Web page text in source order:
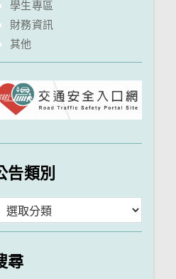
學生專區
財務資訊
其他
告類別
尋